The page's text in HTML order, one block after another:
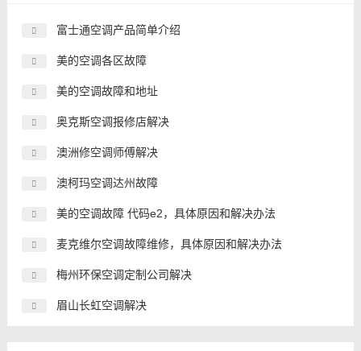
富士通空调产品简单介绍
美的空调各区故障
美的空调故障和地址
奥克斯空调报修店解决
澳洲修空调师傅解决
澳柯玛空调达州故障
美的空调故障 代码e2，具体原因和解决办法
麦克维尔空调故障维修，具体原因和解决办法
梅州环保空调定制公司解决
眉山长虹空调解决